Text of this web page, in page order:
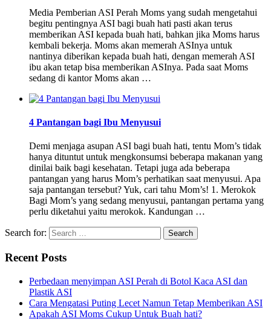
Media Pemberian ASI Perah Moms yang sudah mengetahui
begitu pentingnya ASI bagi buah hati pasti akan terus
memberikan ASI kepada buah hati, bahkan jika Moms harus
kembali bekerja. Moms akan memerah ASInya untuk
nantinya diberikan kepada buah hati, dengan memerah ASI
ibu akan tetap bisa memberikan ASInya. Pada saat Moms
sedang di kantor Moms akan …
4 Pantangan bagi Ibu Menyusui
Demi menjaga asupan ASI bagi buah hati, tentu Mom’s tidak
hanya dituntut untuk mengkonsumsi beberapa makanan yang
dinilai baik bagi kesehatan. Tetapi juga ada beberapa
pantangan yang harus Mom’s perhatikan saat menyusui. Apa
saja pantangan tersebut? Yuk, cari tahu Mom’s! 1. Merokok
Bagi Mom’s yang sedang menyusui, pantangan pertama yang
perlu diketahui yaitu merokok. Kandungan …
Search for:
Recent Posts
Perbedaan menyimpan ASI Perah di Botol Kaca ASI dan
Plastik ASI
Cara Mengatasi Puting Lecet Namun Tetap Memberikan ASI
Apakah ASI Moms Cukup Untuk Buah hati?